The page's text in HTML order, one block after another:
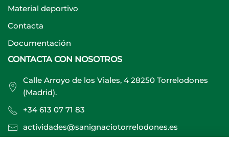
Material deportivo
Contacta
Documentación
CONTACTA CON NOSOTROS
Calle Arroyo de los Viales, 4 28250 Torrelodones
(Madrid).
+34 613 07 71 83
actividades@sanignaciotorrelodones.es